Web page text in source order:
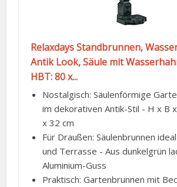
Relaxdays Standbrunnen,
Antik Look, Säule mit
HBT: 80 x...
Nostalgisch: Säulenförmige
im dekorativen Antik-Stil - H x B
x 32 cm
Für Draußen: Säulenbrunnen
und Terrasse - Aus dunkelgrün
Aluminium-Guss
Praktisch: Gartenbrunnen mit